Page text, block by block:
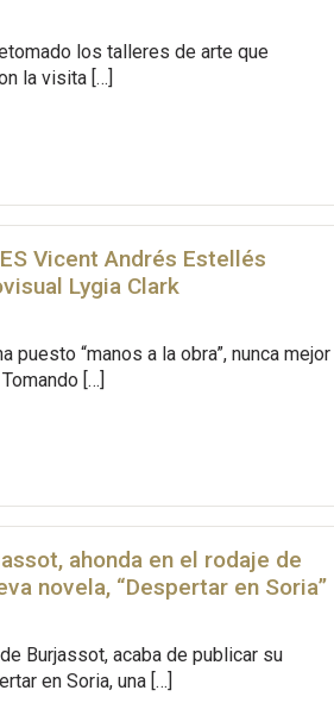
los talleres de arte que
la visita […]
Vicent Andrés Estellés
Lygia Clark
puesto “manos a la obra”, nunca mejor
[…]
ahonda en el rodaje de
novela, “Despertar en Soria”
Burjassot, acaba de publicar su
en Soria, una […]